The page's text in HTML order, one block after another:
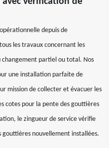
depuis de
les travaux concernant les
partiel ou total. Nos
une installation parfaite de
mission de collecter et évacuer les
cotes pour la pente des gouttières
le zingueur de service vérifie
gouttières nouvellement installées.